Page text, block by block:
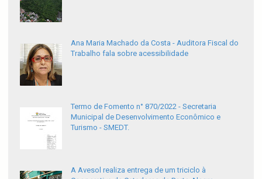
Ana Maria Machado da Costa - Auditora Fiscal do
Trabalho fala sobre acessibilidade
Termo de Fomento n° 870/2022 - Secretaria
Municipal de Desenvolvimento Econômico e
Turismo - SMEDT.
A Avesol realiza entrega de um triciclo à